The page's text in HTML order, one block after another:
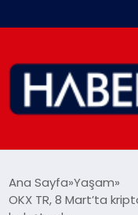
SIYASET
Ana Sayfa Yaşam
OKX TR, 8 Mart’ta